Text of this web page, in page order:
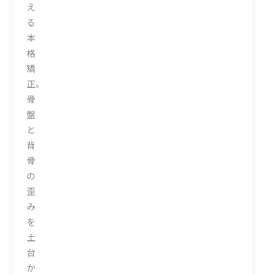
え
る
本
格
矯
正。
骨
盤
と
背
骨
の
歪
み
を
土
台
か